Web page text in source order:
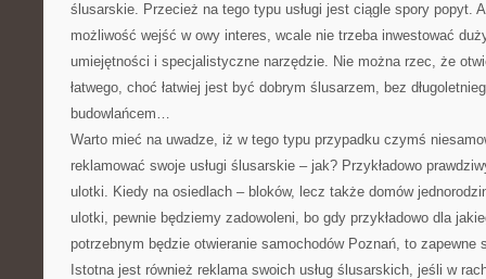
ślusarskie. Przecież na tego typu usługi jest ciągle spory popyt.
możliwość wejść w owy interes, wcale nie trzeba inwestować
umiejętności i specjalistyczne narzędzie. Nie można rzec, że
łatwego, choć łatwiej jest być dobrym ślusarzem, bez
budowlańcem…
Warto mieć na uwadze, iż w tego typu przypadku czymś
reklamować swoje usługi ślusarskie – jak? Przykładowo
ulotki. Kiedy na osiedlach – bloków, lecz także domów
ulotki, pewnie będziemy zadowoleni, bo gdy przykładowo dla
potrzebnym będzie otwieranie samochodów Poznań, to zapewne
Istotna jest również reklama swoich usług ślusarskich, jeśli w